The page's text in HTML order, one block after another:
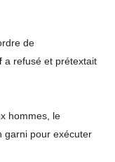
de
a refusé et prétextait
hommes, le
garni pour exécuter